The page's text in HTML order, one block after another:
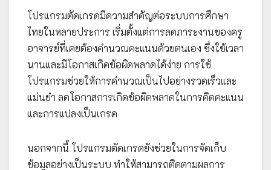
โปรแกรมตัดเกรดมีความสำคัญต่อระบบการศึกษา
ไทยในหลายประการ เริ่มตั้งแต่การลดภาระงานของครู
อาจารย์ที่เคยต้องคำนวณคะแนนด้วยตนเอง ซึ่งใช้เวลา
นานและมีโอกาสเกิดข้อผิดพลาดได้ง่าย การใช้
โปรแกรมช่วยให้การคำนวณเป็นไปอย่างรวดเร็วและ
แม่นยำ ลดโอกาสการเกิดข้อผิดพลาดในการคิดคะแนน
และการแปลงเป็นเกรด
นอกจากนี้ โปรแกรมตัดเกรดยังช่วยในการจัดเก็บ
ข้อมูลอย่างเป็นระบบ ทำให้สามารถติดตามผลการ